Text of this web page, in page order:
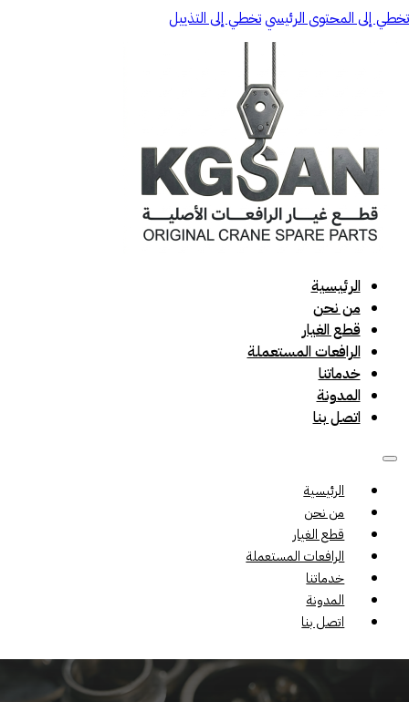
تخطي إلى المحتوى الرئيسيتخطي إلى التذييل
الرئيسية
من نحن
قطع الغيار
الرافعات المستعملة
خدماتنا
المدونة
اتصل بنا
الرئيسية
من نحن
قطع الغيار
الرافعات المستعملة
خدماتنا
المدونة
اتصل بنا